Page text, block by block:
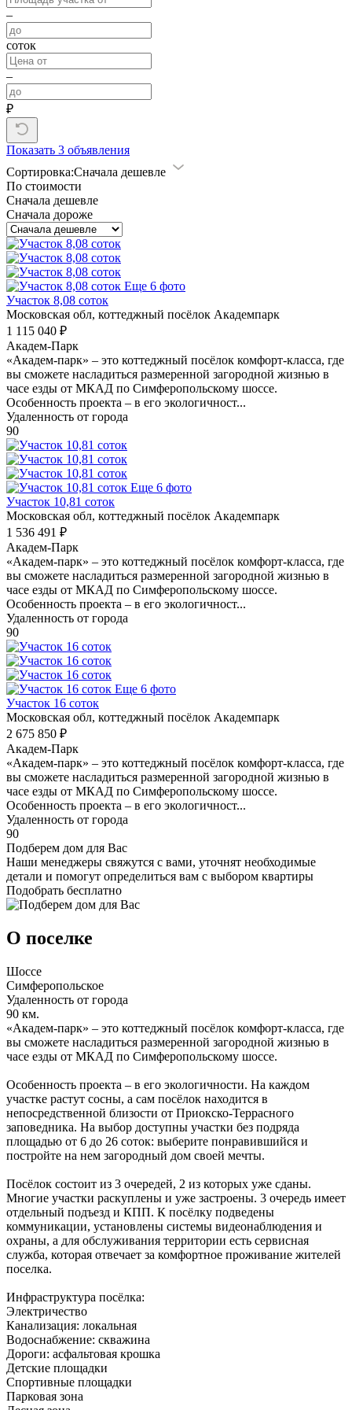
–
соток
–
₽
Показать 3 объявления
Сортировка:Сначала дешевле
По стоимости
Сначала дешевле
Сначала дороже
Еще 6 фото
Участок 8,08 соток
Московская обл, коттеджный посёлок Академпарк
1 115 040 ₽
Академ-Парк
«Академ-парк» – это коттеджный посёлок комфорт-класса, где
вы сможете насладиться размеренной загородной жизнью в
часе езды от МКАД по Симферопольскому шоссе.
Особенность проекта – в его экологичност...
Удаленность от города
90
Еще 6 фото
Участок 10,81 соток
Московская обл, коттеджный посёлок Академпарк
1 536 491 ₽
Академ-Парк
«Академ-парк» – это коттеджный посёлок комфорт-класса, где
вы сможете насладиться размеренной загородной жизнью в
часе езды от МКАД по Симферопольскому шоссе.
Особенность проекта – в его экологичност...
Удаленность от города
90
Еще 6 фото
Участок 16 соток
Московская обл, коттеджный посёлок Академпарк
2 675 850 ₽
Академ-Парк
«Академ-парк» – это коттеджный посёлок комфорт-класса, где
вы сможете насладиться размеренной загородной жизнью в
часе езды от МКАД по Симферопольскому шоссе.
Особенность проекта – в его экологичност...
Удаленность от города
90
Подберем дом для Вас
Наши менеджеры свяжутся с вами, уточнят необходимые
детали и помогут определиться вам с выбором квартиры
Подобрать бесплатно
О поселке
Шоссе
Симферопольское
Удаленность от города
90 км.
«Академ-парк» – это коттеджный посёлок комфорт-класса, где
вы сможете насладиться размеренной загородной жизнью в
часе езды от МКАД по Симферопольскому шоссе.
Особенность проекта – в его экологичности. На каждом
участке растут сосны, а сам посёлок находится в
непосредственной близости от Приокско-Террасного
заповедника. На выбор доступны участки без подряда
площадью от 6 до 26 соток: выберите понравившийся и
постройте на нем загородный дом своей мечты.
Посёлок состоит из 3 очередей, 2 из которых уже сданы.
Многие участки раскуплены и уже застроены. 3 очередь имеет
отдельный подъезд и КПП. К посёлку подведены
коммуникации, установлены системы видеонаблюдения и
охраны, а для обслуживания территории есть сервисная
служба, которая отвечает за комфортное проживание жителей
поселка.
Инфраструктура посёлка:
Электричество
Канализация: локальная
Водоснабжение: скважина
Дороги: асфальтовая крошка
Детские площадки
Спортивные площадки
Парковая зона